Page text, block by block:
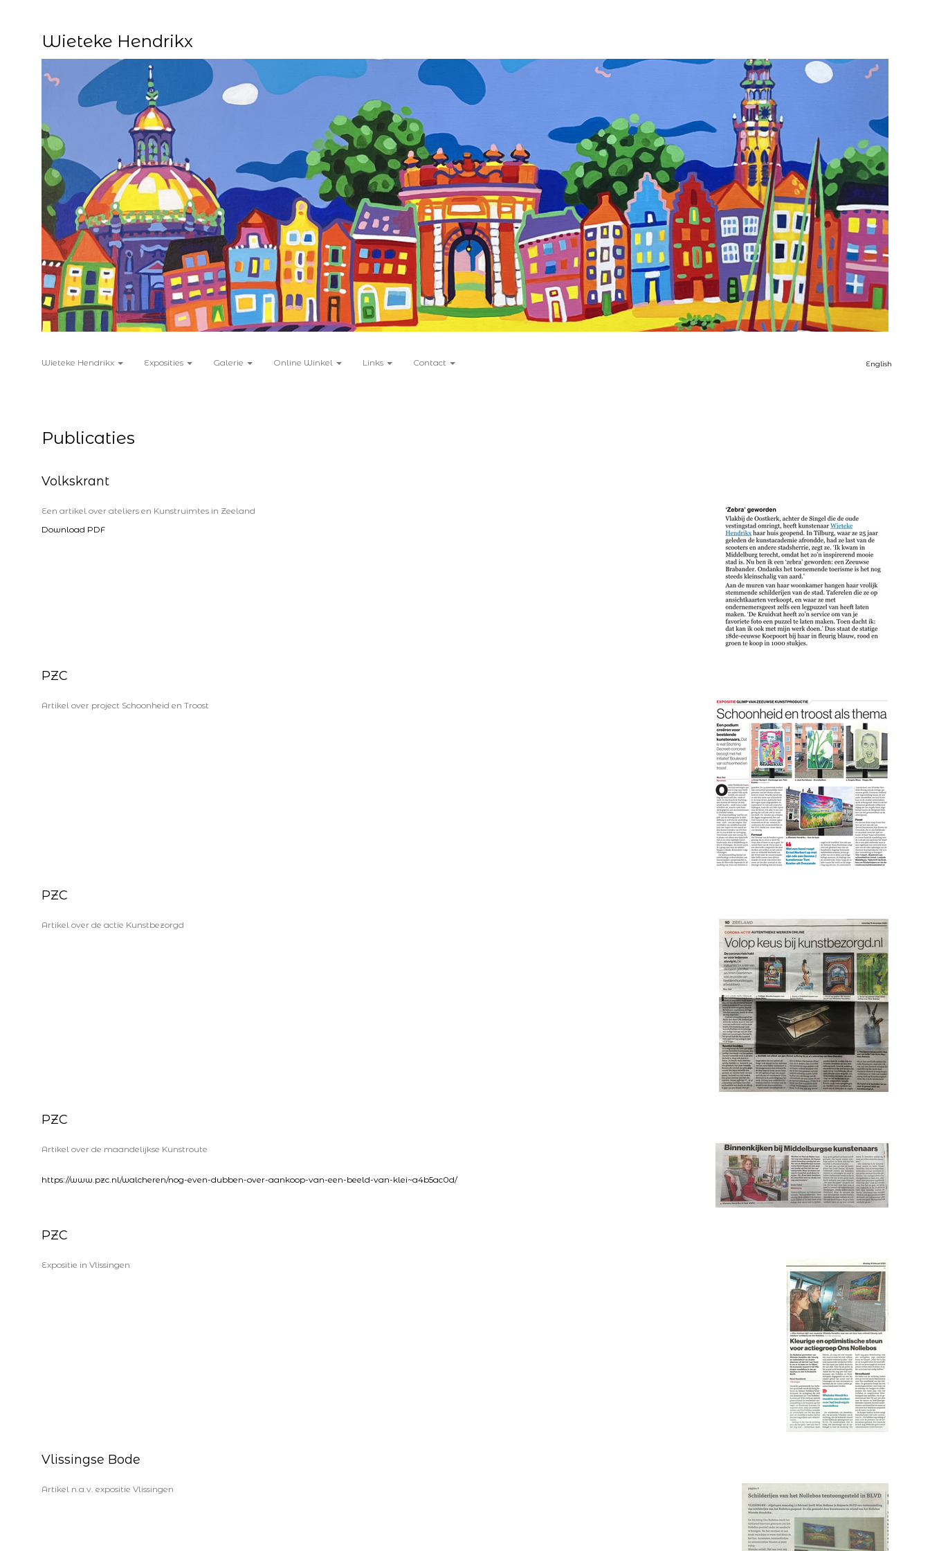
Wieteke Hendrikx
Wieteke Hendrikx Exposities Galerie Online Winkel Links Contact English
Publicaties
Volkskrant
Een artikel over ateliers en Kunstruimtes in Zeeland
Download PDF
PZC
Artikel over project Schoonheid en Troost
PZC
Artikel over de actie Kunstbezorgd
PZC
Artikel over de maandelijkse Kunstroute
https://www.pzc.nl/walcheren/nog-even-dubben-over-aankoop-van-een-beeld-van-klei~a4b5ac0d/
PZC
Expositie in Vlissingen
Vlissingse Bode
Artikel n.a.v. expositie Vlissingen